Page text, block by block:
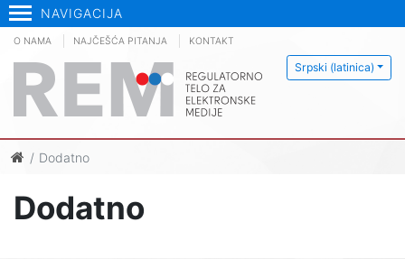
NAVIGACIJA
Srpski (latinica)
O NAMA NAJČEŠĆA PITANJA KONTAKT
Dodatno
Dodatno